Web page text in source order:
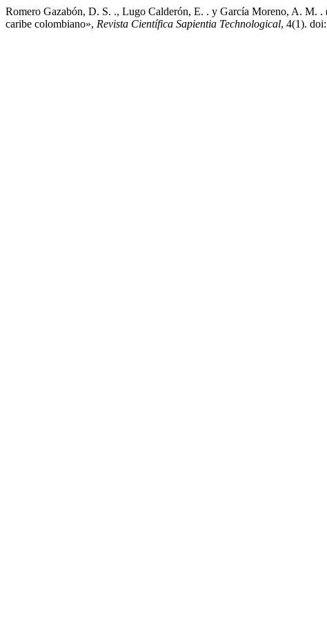
Romero Gazabón, D. S. ., Lugo Calderón, E. . y García Moreno, A. M. .
caribe colombiano», Revista Científica Sapientia Technological, 4(1).